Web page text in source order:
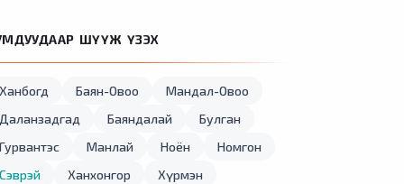
ШҮҮЖ ҮЗЭХ
Ханбогд Баян-Овоо
Мандал-Овоо
Даланзадгад
Баяндалай
Булган
Гурвантэс
Манлай Ноён
Номгон
Сэврэй
Ханхонгор
Хүрмэн